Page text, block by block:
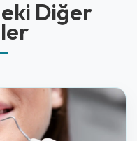
Diğer